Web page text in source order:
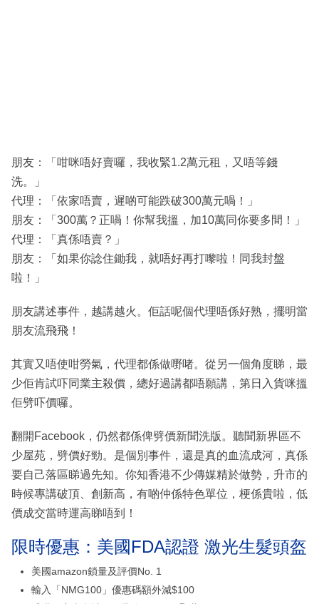
朋友：「咁咪唔好賣囉，我收緊1.2萬元租，又唔等錢
洗。」
代理：「依家唔賣，遲啲可能跌破300萬元喎！」
朋友：「300萬？正喎！你幫我搵，加10萬同你要多間！」
代理：「真係唔賣？」
朋友：「如果你諗住鋤我，就唔好再打嚟啦！同我封盤
啦！」
朋友講述事件，越講越火。佢話呢個代理唔係好熟，擺明當
朋友流飛飛！
其實又唔使咁勞氣，代理都係做嘢啫。從另一個角度睇，最
少佢肯試吓同業主殺價，總好過講都唔願講，第日入貨咪搵
佢劈吓價囉。
翻開Facebook，仍然都係俾劈價新聞洗版。聽聞新界區不
少屋苑，劈價好勁。是個別事件，還是真的血流成河，真係
要自己落區睇過先知。你知香港不少傳媒精於做勢，升市的
時候專講破頂、創新高，有啲仲係特色單位，梗係貴啦，低
價成交當時運高睇唔到！
限時優惠：美國FDA認證 激光生髮頭盔
美國amazon鎖量及評價No. 1
輸入「NMG100」優惠碼額外減$100